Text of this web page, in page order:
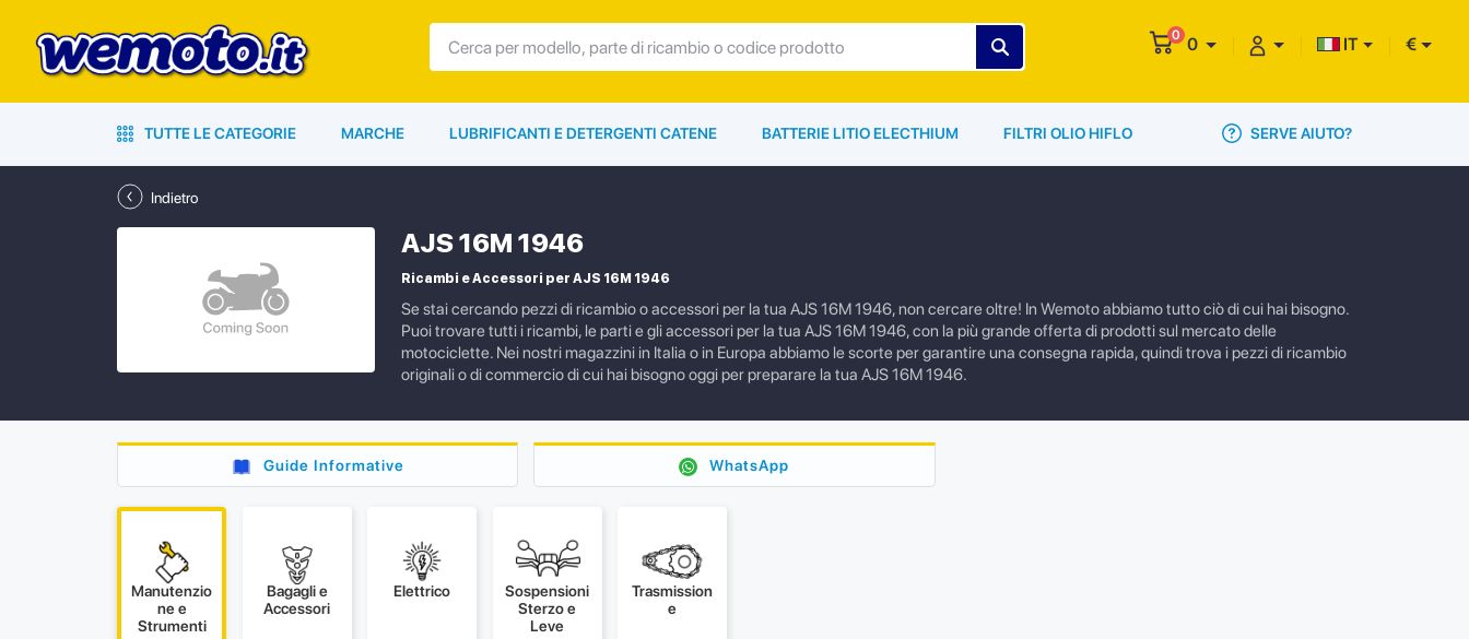
0 0 IT €
TUTTE LE CATEGORIE MARCHE LUBRIFICANTI E DETERGENTI CATENE BATTERIE LITIO ELECTHIUM FILTRI OLIO HIFLO SERVE AIUTO?
Indietro
AJS 16M 1946
Ricambi e Accessori per AJS 16M 1946
Se stai cercando pezzi di ricambio o accessori per la tua AJS 16M 1946, non cercare oltre! In Wemoto abbiamo tutto ciò di cui hai bisogno.
Puoi trovare tutti i ricambi, le parti e gli accessori per la tua AJS 16M 1946, con la più grande offerta di prodotti sul mercato delle
motociclette. Nei nostri magazzini in Italia o in Europa abbiamo le scorte per garantire una consegna rapida, quindi trova i pezzi di ricambio
originali o di commercio di cui hai bisogno oggi per preparare la tua AJS 16M 1946.
Guide Informative WhatsApp
Manutenzio
ne e
Strumenti
Bagagli e
Accessori
Elettrico
Sospensioni
Sterzo e
Leve
Trasmission
e